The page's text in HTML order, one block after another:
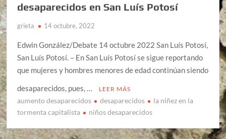
desaparecidos en San Luís Potosí
grieta 14 octubre, 2022
Edwin González/Debate 14 octubre 2022 San Luís Potosí,
San Luís Potosí. – En San Luís Potosí se sigue reportando
que mujeres y hombres menores de edad continúan siendo
desaparecidos, pues, …
LEER MÁS
aumento desaparecidos desaparecidos
la niñez en la
tormenta capitalista
niños desaparecidos